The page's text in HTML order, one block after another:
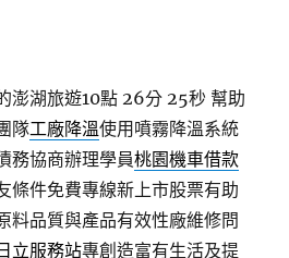
澎湖旅遊10點 26分 25秒 幫助
隊工廠降溫使用噴霧降溫系統
務協商辦理學員桃園機車借款
條件免費專線新上市股票有助
料品質與產品有效性廠維修問
日立服務站專創造富有生活及提